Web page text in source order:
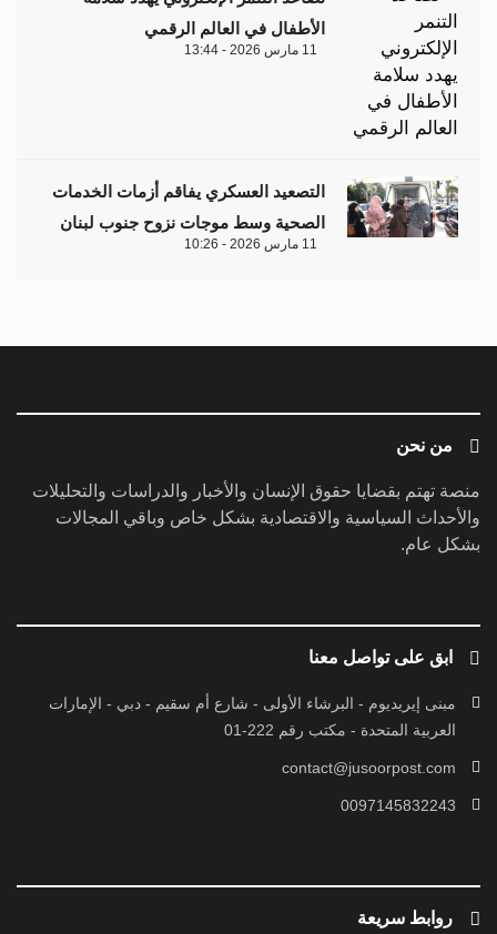
الأطفال في العالم الرقمي
11 مارس 2026 - 13:44
التصعيد العسكري يفاقم أزمات الخدمات
الصحية وسط موجات نزوح جنوب لبنان
11 مارس 2026 - 10:26
من نحن
منصة تهتم بقضايا حقوق الإنسان والأخبار والدراسات والتحليلات
والأحداث السياسية والاقتصادية بشكل خاص وباقي المجالات
بشكل عام.
ابق على تواصل معنا
مبنى إيريديوم - البرشاء الأولى - شارع أم سقيم - دبي - الإمارات
العربية المتحدة - مكتب رقم 222-01
contact@jusoorpost.com
0097145832243
روابط سريعة